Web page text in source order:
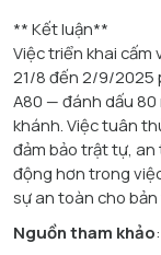
** Kết luận**
Việc triển khai
21/8 đến 2/9/2025
A80 — đánh dấu
khánh. Việc tuân
đảm bảo trật tự,
động hơn trong
sự an toàn cho
Nguồn tham khảo: